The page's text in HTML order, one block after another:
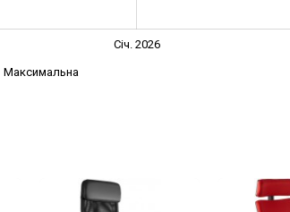
Січ. 2026
Максимальна